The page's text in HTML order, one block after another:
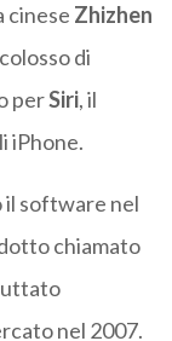
cinese Zhizhen
di
perSiri, il
iPhone.
il software nel
chiamato
nel 2007.